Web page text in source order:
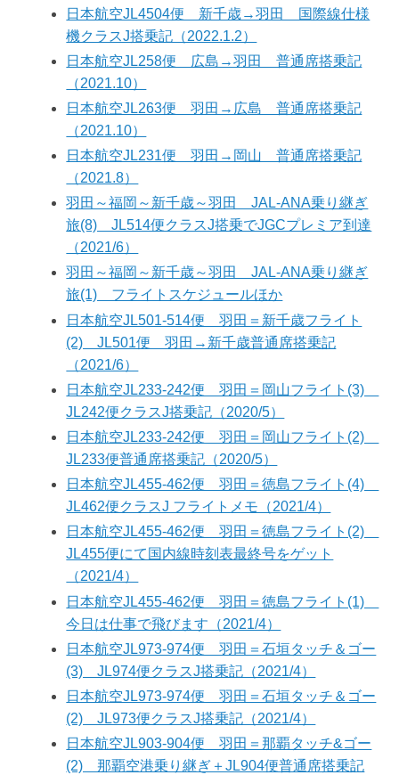
日本航空JL4504便 新千歳→羽田 国際線仕様
機クラスJ搭乗記（2022.1.2）
日本航空JL258便 広島→羽田 普通席搭乗記
（2021.10）
日本航空JL263便 羽田→広島 普通席搭乗記
（2021.10）
日本航空JL231便 羽田→岡山 普通席搭乗記
（2021.8）
羽田～福岡～新千歳～羽田 JAL-ANA乗り継ぎ
旅(8) JL514便クラスJ搭乗でJGCプレミア到達
（2021/6）
羽田～福岡～新千歳～羽田 JAL-ANA乗り継ぎ
旅(1) フライトスケジュールほか
日本航空JL501-514便 羽田＝新千歳フライト
(2) JL501便 羽田→新千歳普通席搭乗記
（2021/6）
日本航空JL233-242便 羽田＝岡山フライト(3)
JL242便クラスJ搭乗記（2020/5）
日本航空JL233-242便 羽田＝岡山フライト(2)
JL233便普通席搭乗記（2020/5）
日本航空JL455-462便 羽田＝徳島フライト(4)
JL462便クラスJ フライトメモ（2021/4）
日本航空JL455-462便 羽田＝徳島フライト(2)
JL455便にて国内線時刻表最終号をゲット
（2021/4）
日本航空JL455-462便 羽田＝徳島フライト(1)
今日は仕事で飛びます（2021/4）
日本航空JL973-974便 羽田＝石垣タッチ＆ゴー
(3) JL974便クラスJ搭乗記（2021/4）
日本航空JL973-974便 羽田＝石垣タッチ＆ゴー
(2) JL973便クラスJ搭乗記（2021/4）
日本航空JL903-904便 羽田＝那覇タッチ&ゴー
(2) 那覇空港乗り継ぎ＋JL904便普通席搭乗記